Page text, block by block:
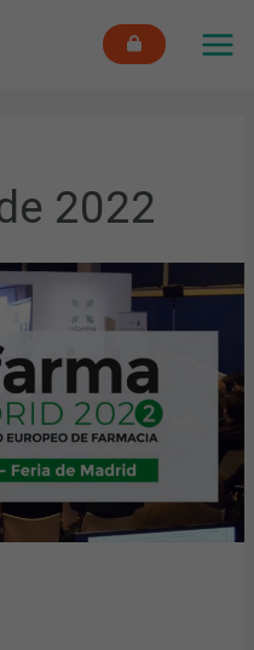
2022